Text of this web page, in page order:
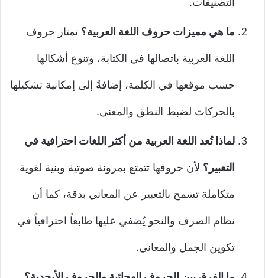
ما هي مميزات حروف اللغة العربية؟ تمتاز حروف
اللغة العربية باتصالها في الكتابة، وتنوع أشكالها
حسب موقعها في الكلمة، إضافةً إلى إمكانية تشكيلها
بالحركات لضبط النطق والمعنى.
لماذا تُعد اللغة العربية من أكثر اللغات احترافية في
التعبير؟ لأن حروفها تتمتع بمرونة صوتية وبنية لغوية
متكاملة تسمح بالتعبير عن المعاني بدقة، كما أن
نظام الصرف والنحو يُضفي عليها طابعاً احترافياً في
تكوين الجمل والمعاني.